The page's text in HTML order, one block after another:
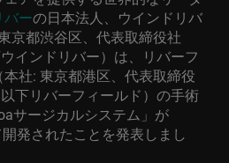
バーの日本法人、ウインドリバ
京都渋谷区、代表取締役社
インドリバー）は
リバーフ
本社: 東京都港区、代表取締役
以下リバーフィールド）の手術
サージカルシステム」が
発されたことを発表しまし